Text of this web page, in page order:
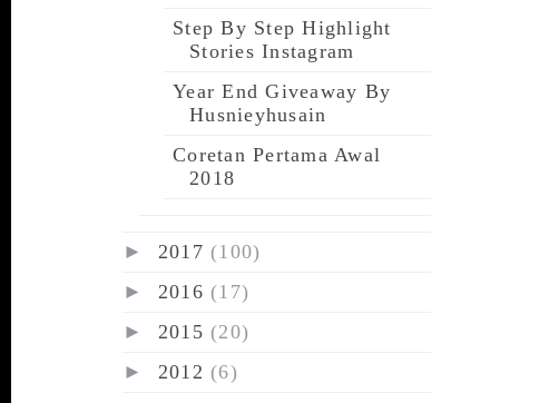
Step By Step Highlight
Stories Instagram
Year End Giveaway By
Husnieyhusain
Coretan Pertama Awal
2018
► 2017 (100)
► 2016 (17)
► 2015 (20)
► 2012 (6)